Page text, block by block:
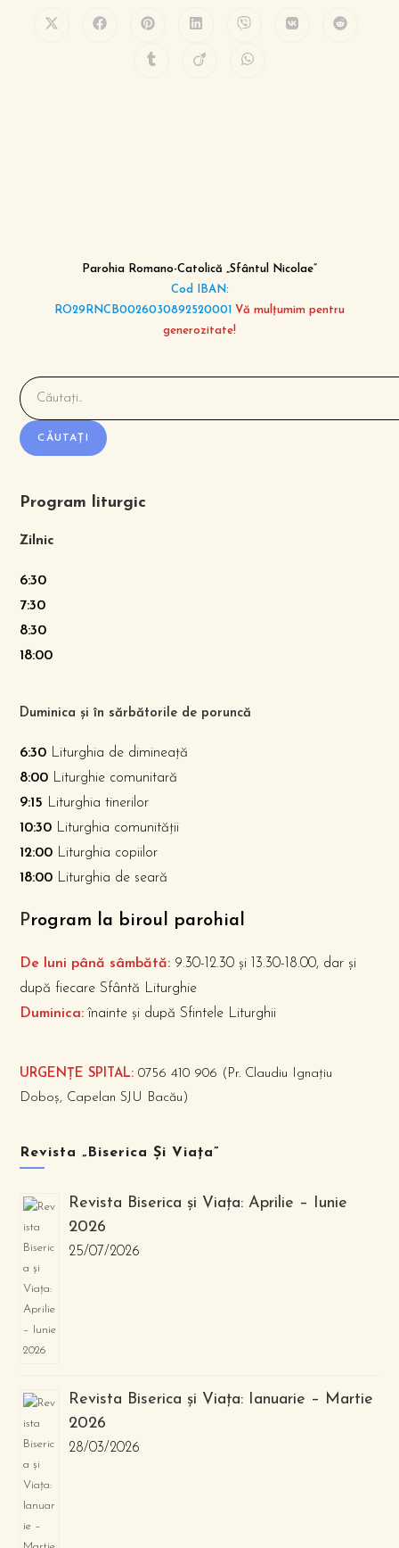
Parohia Romano-Catolică „Sfântul Nicolae”
Cod IBAN:
RO29RNCB0026030892520001 Vă mulțumim pentru
generozitate!
CĂUTAȚI
Program liturgic
Zilnic
6:30
7:30
8:30
18:00
Duminica și în sărbătorile de poruncă
6:30 Liturghia de dimineață
8:00 Liturghie comunitară
9:15 Liturghia tinerilor
10:30 Liturghia comunității
12:00 Liturghia copiilor
18:00 Liturghia de seară
Program la biroul parohial
De luni până sâmbătă: 9.30-12.30 și 13.30-18.00, dar și
după fiecare Sfântă Liturghie
Duminica: înainte și după Sfintele Liturghii
URGENȚE SPITAL: 0756 410 906 (Pr. Claudiu Ignațiu
Doboș, Capelan SJU Bacău)
Revista „Biserica Și Viața”
Revista Biserica și Viața: Aprilie – Iunie
2026
25/07/2026
Revista Biserica și Viața: Ianuarie – Martie
2026
28/03/2026